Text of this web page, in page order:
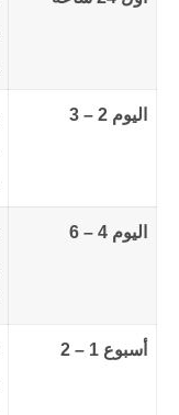
اليوم 2 – 3
اليوم 4 – 6
أسبوع 1 – 2